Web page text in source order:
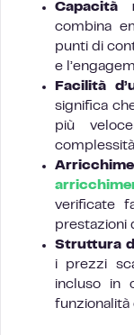
Capacità
combina
punti di
e
Facilità
significa
più
verificate
prestazioni
Struttura
i prezzi
incluso in
funzionalità